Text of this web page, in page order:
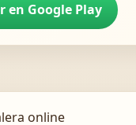
en Google Play
online